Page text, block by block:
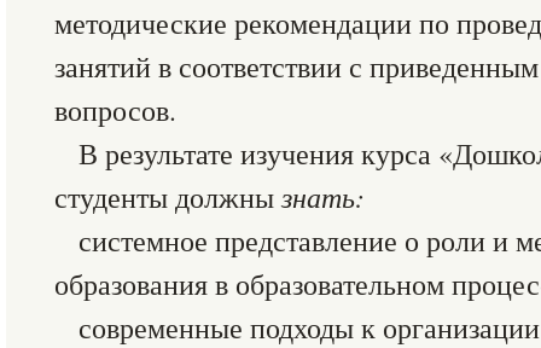
методические рекомендации по
занятий в соответствии с
вопросов.
В результате изучения курса
студенты должнызнать:
системное представление о роли и
образования в образовательном
современные подходы к